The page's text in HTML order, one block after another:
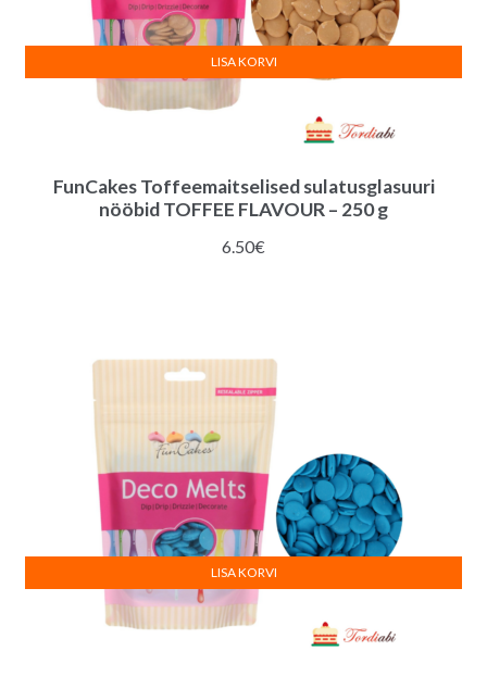
FunCakes Toffeemaitselised sulatusglasuuri
nööbid TOFFEE FLAVOUR – 250 g
6.50€
LISA KORVI
LISA KORVI